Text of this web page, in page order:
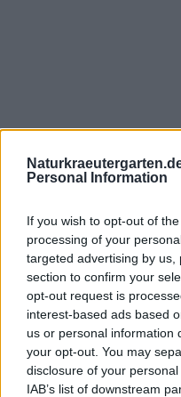
Personal Information
If you wish to opt-out of
processing of your
targeted advertising by
section to confirm your
opt-out request is
interest-based ads based
us or personal information
your opt-out. You may
disclosure of your
IAB’s list of downstream